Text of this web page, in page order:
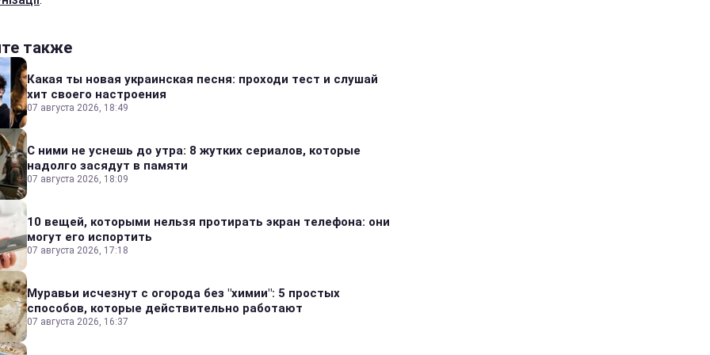
также
Какая ты новая украинская песня: проходи тест и слушай
хит своего настроения
07 августа 2026, 18:49
С ними не уснешь до утра: 8 жутких сериалов, которые
надолго засядут в памяти
07 августа 2026, 18:09
10 вещей, которыми нельзя протирать экран телефона: они
могут его испортить
07 августа 2026, 17:18
Муравьи исчезнут с огорода без "химии": 5 простых
способов, которые действительно работают
07 августа 2026, 16:37